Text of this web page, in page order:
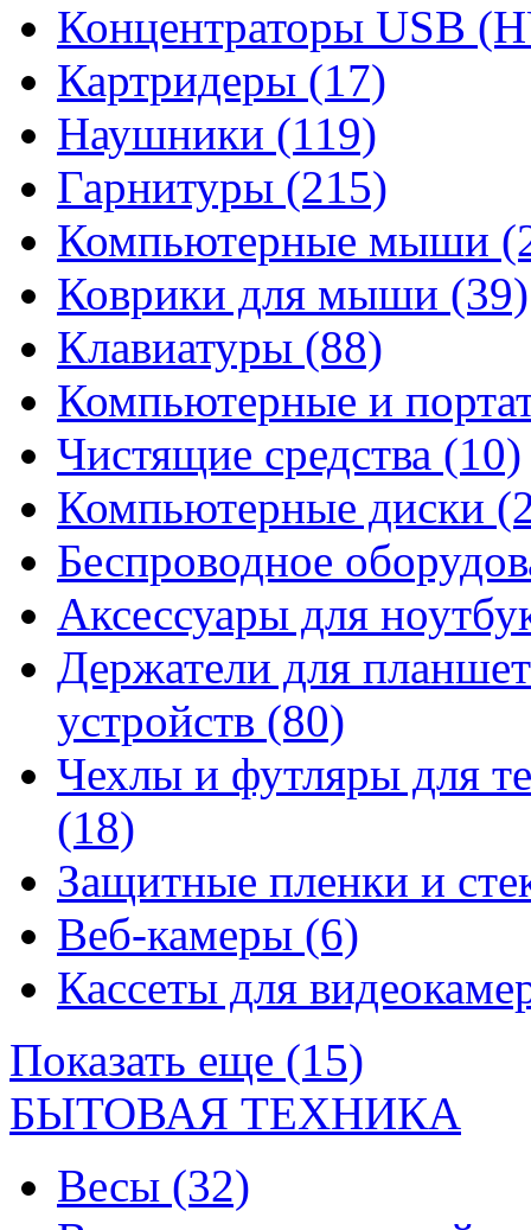
Концентраторы USB
Картридеры (17)
Наушники (119)
Гарнитуры (215)
Компьютерные мыши
Коврики для мыши (39)
Клавиатуры (88)
Компьютерные и
Чистящие средства (10)
Компьютерные диски
Беспроводное
Аксессуары для
Держатели для
устройств (80)
Чехлы и футляры для
(18)
Защитные пленки и
Веб-камеры (6)
Кассеты для
Показать еще (15)
БЫТОВАЯ ТЕХНИКА
Весы (32)